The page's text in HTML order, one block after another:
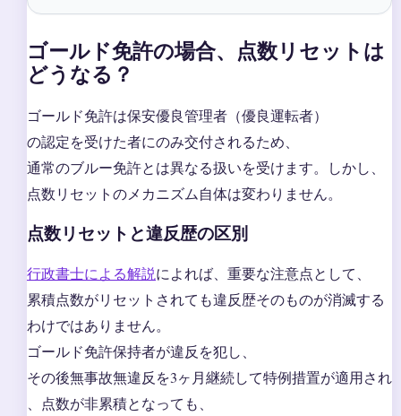
ゴールド免許の場合、点数リセットは
どうなる？
ゴールド免許は保安優良管理者（優良運転者）
の認定を受けた者にのみ交付されるため、
通常のブルー免許とは異なる扱いを受けます。しかし、
点数リセットのメカニズム自体は変わりません。
点数リセットと違反歴の区別
行政書士による解説によれば、重要な注意点として、
累積点数がリセットされても違反歴そのものが消滅する
わけではありません。
ゴールド免許保持者が違反を犯し、
その後無事故無違反を3ヶ月継続して特例措置が適用され
、点数が非累積となっても、